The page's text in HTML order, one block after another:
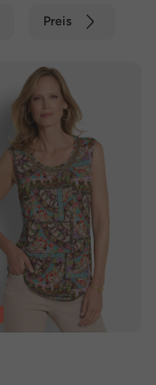
Preis